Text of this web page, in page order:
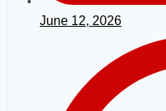
June 12, 2026